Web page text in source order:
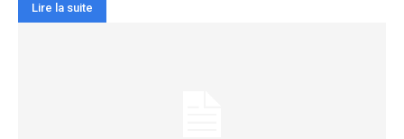
Lire la suite